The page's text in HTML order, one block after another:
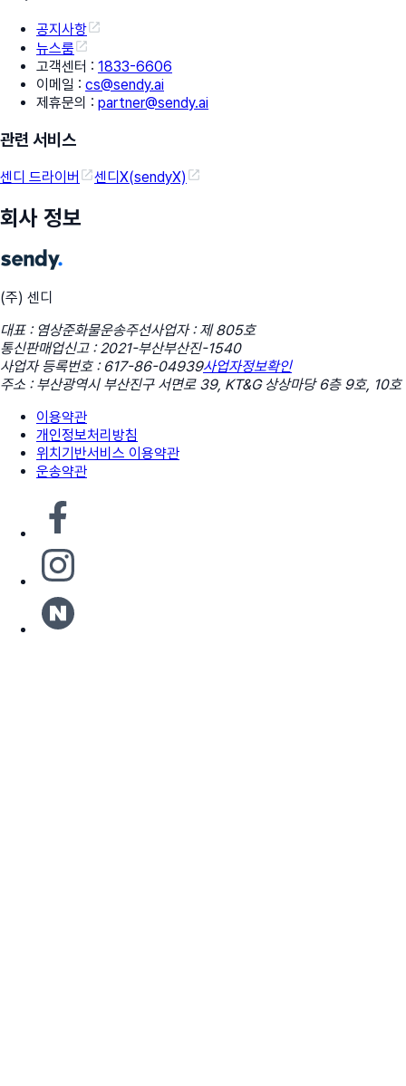
공지사항
뉴스룸
고객센터 : 1833-6606
이메일 : cs@sendy.ai
제휴문의 : partner@sendy.ai
관련 서비스
센디 드라이버 센디X(sendyX)
회사 정보
(주) 센디
대표 : 염상준화물운송주선사업자 : 제 805호
통신판매업신고 : 2021-부산부산진-1540
사업자 등록번호 : 617-86-04939사업자정보확인
주소 : 부산광역시 부산진구 서면로 39, KT&G 상상마당 6층 9호, 10호
이용약관
개인정보처리방침
위치기반서비스 이용약관
운송약관